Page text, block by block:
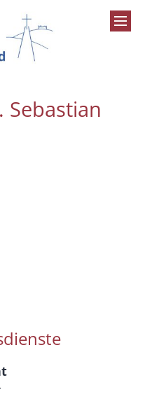
Sebastian